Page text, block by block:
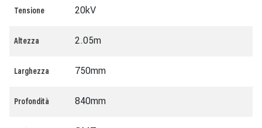
Tensione 20kV
Altezza 2.05m
Larghezza 750mm
Profondità 840mm